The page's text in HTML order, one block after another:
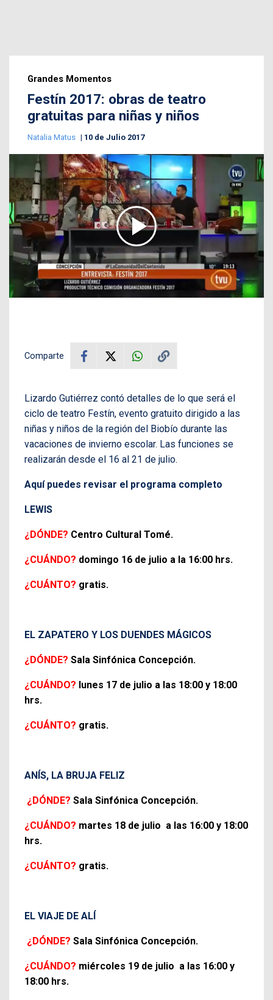
Grandes Momentos
Festín 2017: obras de teatro
gratuitas para niñas y niños
Natalia Matus 10 de Julio 2017
Comparte
Lizardo Gutiérrez contó detalles de lo que será el
ciclo de teatro Festín, evento gratuito dirigido a las
niñas y niños de la región del Biobío durante las
vacaciones de invierno escolar. Las funciones se
realizarán desde el 16 al 21 de julio.
Aquí puedes revisar el programa completo
LEWIS
¿DÓNDE? Centro Cultural Tomé.
¿CUÁNDO? domingo 16 de julio a la 16:00 hrs.
¿CUÁNTO? gratis.
EL ZAPATERO Y LOS DUENDES MÁGICOS
¿DÓNDE? Sala Sinfónica Concepción.
¿CUÁNDO? lunes 17 de julio a las 18:00 y 18:00
hrs.
¿CUÁNTO? gratis.
ANÍS, LA BRUJA FELIZ
¿DÓNDE? Sala Sinfónica Concepción.
¿CUÁNDO? martes 18 de julio a las 16:00 y 18:00
hrs.
¿CUÁNTO? gratis.
EL VIAJE DE ALÍ
¿DÓNDE? Sala Sinfónica Concepción.
¿CUÁNDO? miércoles 19 de julio a las 16:00 y
18:00 hrs.